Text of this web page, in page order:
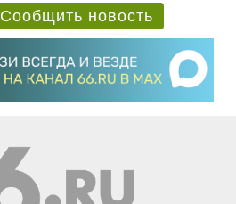
Сообщить новость